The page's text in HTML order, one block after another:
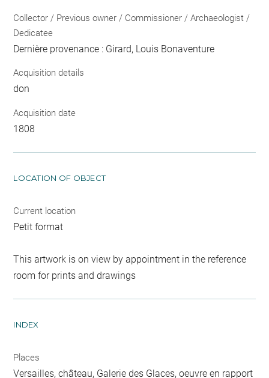
Collector / Previous owner / Commissioner / Archaeologist /
Dedicatee
Dernière provenance : Girard, Louis Bonaventure
Acquisition details
don
Acquisition date
1808
LOCATION OF OBJECT
Current location
Petit format
This artwork is on view by appointment in the reference
room for prints and drawings
INDEX
Places
Versailles, château, Galerie des Glaces, oeuvre en rapport